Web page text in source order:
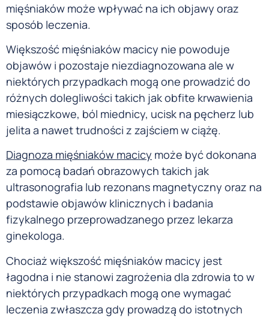
mięśniaków może wpływać na ich objawy oraz
sposób leczenia.
Większość mięśniaków macicy nie powoduje
objawów i pozostaje niezdiagnozowana ale w
niektórych przypadkach mogą one prowadzić do
różnych dolegliwości takich jak obfite krwawienia
miesiączkowe, ból miednicy, ucisk na pęcherz lub
jelita a nawet trudności z zajściem w ciążę.
Diagnoza mięśniaków macicy może być dokonana
za pomocą badań obrazowych takich jak
ultrasonografia lub rezonans magnetyczny oraz na
podstawie objawów klinicznych i badania
fizykalnego przeprowadzanego przez lekarza
ginekologa.
Chociaż większość mięśniaków macicy jest
łagodna i nie stanowi zagrożenia dla zdrowia to w
niektórych przypadkach mogą one wymagać
leczenia zwłaszcza gdy prowadzą do istotnych